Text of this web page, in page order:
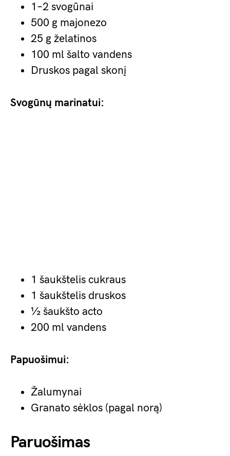
1–2 svogūnai
500 g majonezo
25 g želatinos
100 ml šalto vandens
Druskos pagal skonį
Svogūnų marinatui:
1 šaukštelis cukraus
1 šaukštelis druskos
½ šaukšto acto
200 ml vandens
Papuošimui:
Žalumynai
Granato sėklos (pagal norą)
Paruošimas